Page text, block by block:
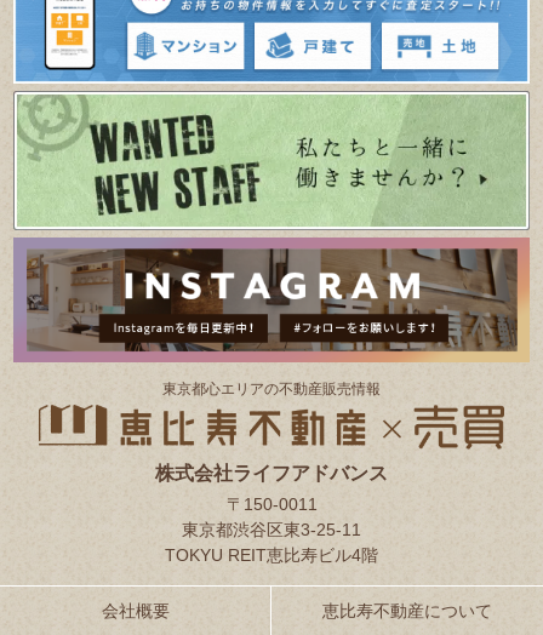
東京都⼼エリアの不動産販売情報
株式会社ライフアドバンス
〒150-0011
東京都渋谷区東3-25-11
TOKYU REIT恵比寿ビル4階
会社概要 恵比寿不動産について